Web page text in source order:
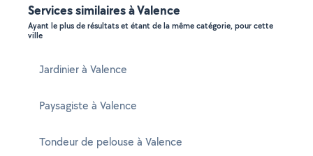
Services similaires à Valence
Ayant le plus de résultats et étant de la même catégorie, pour cette
ville
Jardinier à Valence
Paysagiste à Valence
Tondeur de pelouse à Valence